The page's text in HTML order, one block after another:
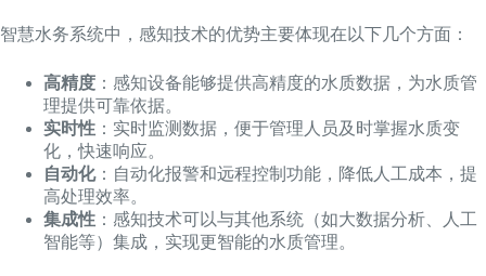
智慧水务系统中，感知技术的优势主要体现在以下几个方面：
高精度 ：感知设备能够提供高精度的水质数据，为水质管
理提供可靠依据。
实时性 ：实时监测数据，便于管理人员及时掌握水质变
化，快速响应。
自动化：自动化报警和远程控制功能，降低人工成本，提
高处理效率。
集成性 ：感知技术可以与其他系统（如大数据分析、人工
智能等）集成，实现更智能的水质管理。